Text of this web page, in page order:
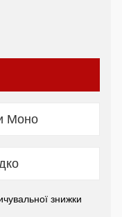
Моно
знижки